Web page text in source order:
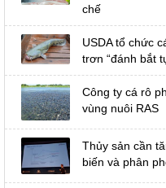
chế
USDA tổ chức
trơn “đánh bắt
Công ty cá rô
vùng nuôi RAS
Thủy sản cần
biến và phân